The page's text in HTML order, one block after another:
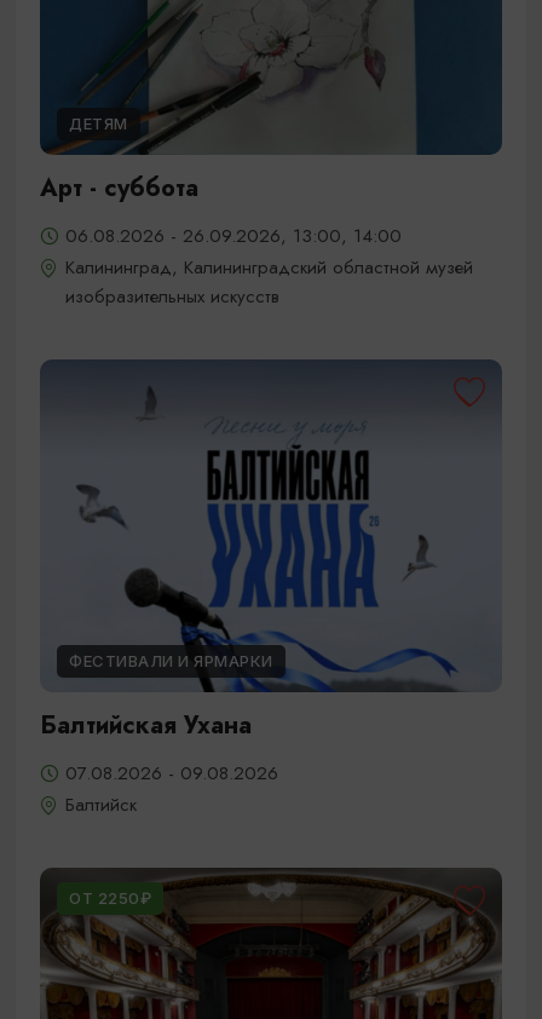
ДЕТЯМ
Арт - суббота
06.08.2026 - 26.09.2026, 13:00, 14:00
Калининград, Калининградский областной музей
изобразительных искусств
ФЕСТИВАЛИ И ЯРМАРКИ
Балтийская Ухана
07.08.2026 - 09.08.2026
Балтийск
ОТ 2250₽